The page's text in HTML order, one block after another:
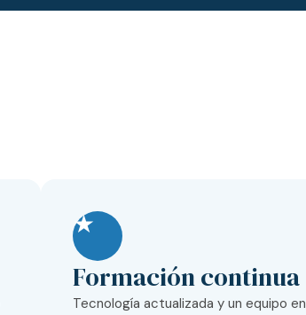
★
Formación continua
Tecnología actualizada y un equipo en